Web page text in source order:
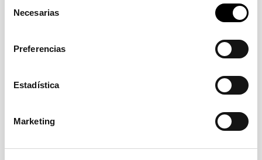
Necesarias
Preferencias
Estadística
Marketing
desarrollo de Valencia y área